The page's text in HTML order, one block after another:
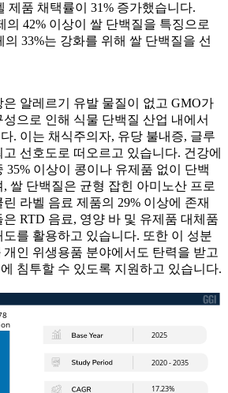
제품 채택률이 31% 증가했습니다.
의 42% 이상이 쌀 단백질을 특징으로
33%는 강화를 위해 쌀 단백질을 선
알레르기 유발 물질이 없고 GMO가
으로 인해 식물 단백질 산업 내에서
. 이는 채식주의자, 유당 불내증, 글루
선호도로 떠오르고 있습니다. 건강에
35% 이상이 콩이나 유제품 없이 단백
쌀 단백질은 균형 잡힌 아미노산 프로
라벨 음료 제품의 29% 이상에 존재
RTD 음료, 영양 바 및 유제품 대체품
를 활용하고 있습니다. 또한 이 성분
인 위생용품 분야에서도 탄력을 받고
침투할 수 있도록 지원하고 있습니다.